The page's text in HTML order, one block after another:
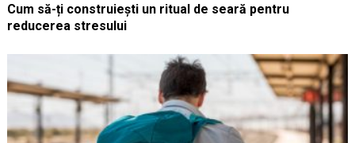
Cum să-ți construiești un ritual de seară pentru
reducerea stresului